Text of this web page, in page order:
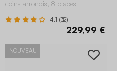
coins arrondis, 8 places
4.1 (32)
229,99 €
NOUVEAU